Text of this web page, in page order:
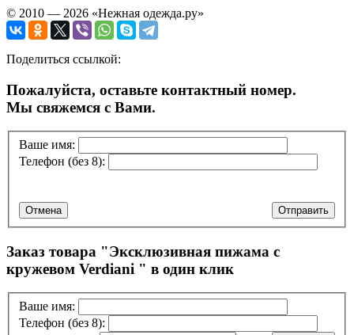
© 2010 — 2026 «Нежная одежда.ру»
Поделиться ссылкой:
Пожалуйста, оставьте контактный номер.
Мы свяжемся с Вами.
Ваше имя:
Телефон (без 8):
Отправить
Отмена
Заказ товара "Эксклюзивная пижама с
кружевом Verdiani " в один клик
Ваше имя:
Телефон (без 8):